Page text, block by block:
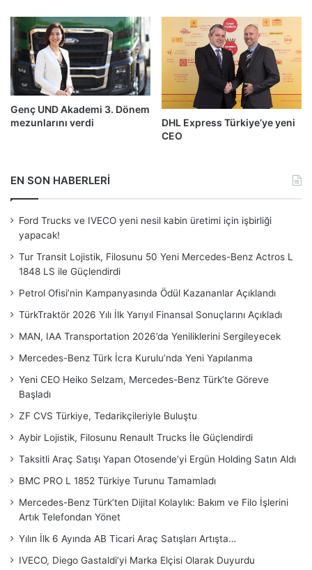
Genç UND Akademi 3. Dönem
mezunlarını verdi
DHL Express Türkiye’ye yeni
CEO
EN SON HABERLERİ
Ford Trucks ve IVECO yeni nesil kabin üretimi için işbirliği
yapacak!
Tur Transit Lojistik, Filosunu 50 Yeni Mercedes-Benz Actros L
1848 LS ile Güçlendirdi
Petrol Ofisi’nin Kampanyasında Ödül Kazananlar Açıklandı
TürkTraktör 2026 Yılı İlk Yarıyıl Finansal Sonuçlarını Açıkladı
MAN, IAA Transportation 2026’da Yeniliklerini Sergileyecek
Mercedes-Benz Türk İcra Kurulu’nda Yeni Yapılanma
Yeni CEO Heiko Selzam, Mercedes-Benz Türk’te Göreve
Başladı
ZF CVS Türkiye, Tedarikçileriyle Buluştu
Aybir Lojistik, Filosunu Renault Trucks İle Güçlendirdi
Taksitli Araç Satışı Yapan Otosende’yi Ergün Holding Satın Aldı
BMC PRO L 1852 Türkiye Turunu Tamamladı
Mercedes-Benz Türk’ten Dijital Kolaylık: Bakım ve Filo İşlerini
Artık Telefondan Yönet
Yılın İlk 6 Ayında AB Ticari Araç Satışları Artışta…
IVECO, Diego Gastaldi’yi Marka Elçisi Olarak Duyurdu